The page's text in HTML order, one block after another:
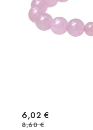
6,02 €
8,60 €